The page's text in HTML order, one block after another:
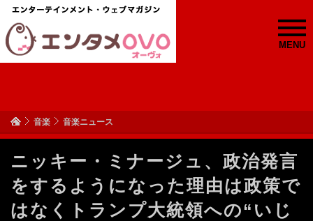
MENU
音楽 音楽ニュース
ニッキー・ミナージュ、政治発言
をするようになった理由は政策で
はなくトランプ大統領への“いじ